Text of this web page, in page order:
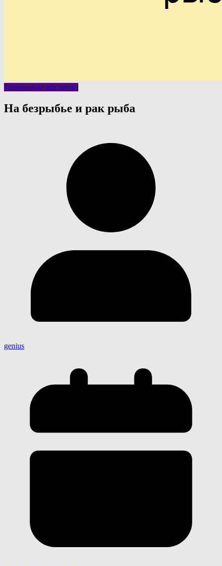
Толкование пословиц
На безрыбье и рак рыба
genius